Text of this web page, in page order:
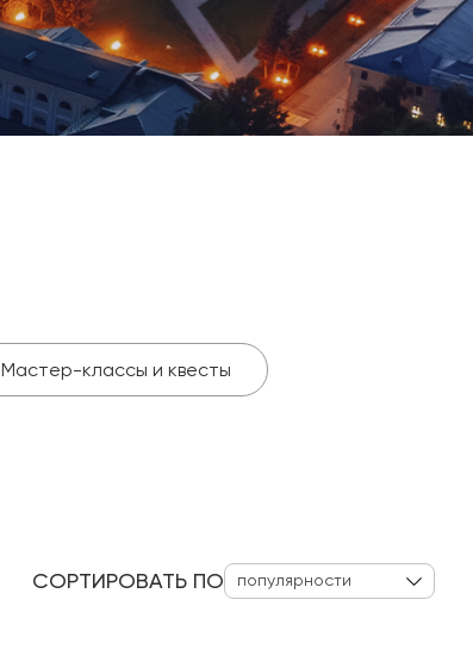
Мастер-классы и квесты
СОРТИРОВАТЬ ПО популярности